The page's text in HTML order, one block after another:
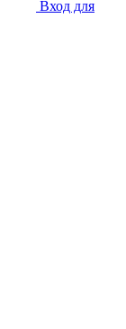
Вход для